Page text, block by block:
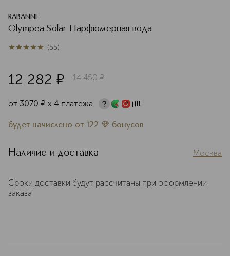
RABANNE
Olympea Solar Парфюмерная вода
5из 555 (55)
12 282 ¤ 14 450 ¤
от 3070 ¤ х 4 платежа
будет начислено от 122 бонусов
Наличие и доставка Москва
Сроки доставки будут рассчитаны при оформлении
заказа